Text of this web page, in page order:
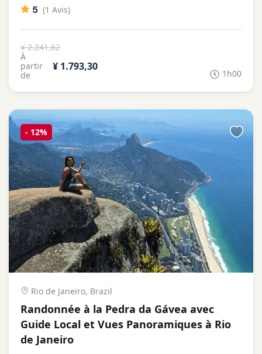
5 (1 Avis)
¥ 2.241,62
À
partir
de
¥ 1.793,30
1h00
- 12%
Rio de Janeiro, Brazil
Randonnée à la Pedra da Gávea avec
Guide Local et Vues Panoramiques à Rio
de Janeiro